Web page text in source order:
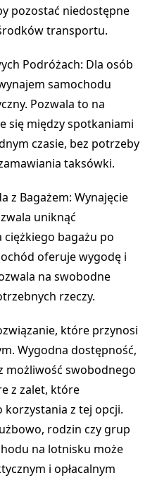
pozostać niedostępne
transportu.
Podróżach: Dla osób
samochodu
Pozwala to na
się między spotkaniami
czasie, bez potrzeby
taksówki.
z Bagażem: Wynajęcie
uniknąć
bagażu po
oferuje wygodę i
na swobodne
rzeczy.
które przynosi
Wygodna dostępność,
możliwość swobodnego
z zalet, które
z tej opcji.
rodzin czy grup
na lotnisku może
i opłacalnym